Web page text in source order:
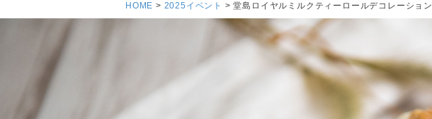
HOME 2025イベント 堂島ロイヤルミルクティーロールデコレーション